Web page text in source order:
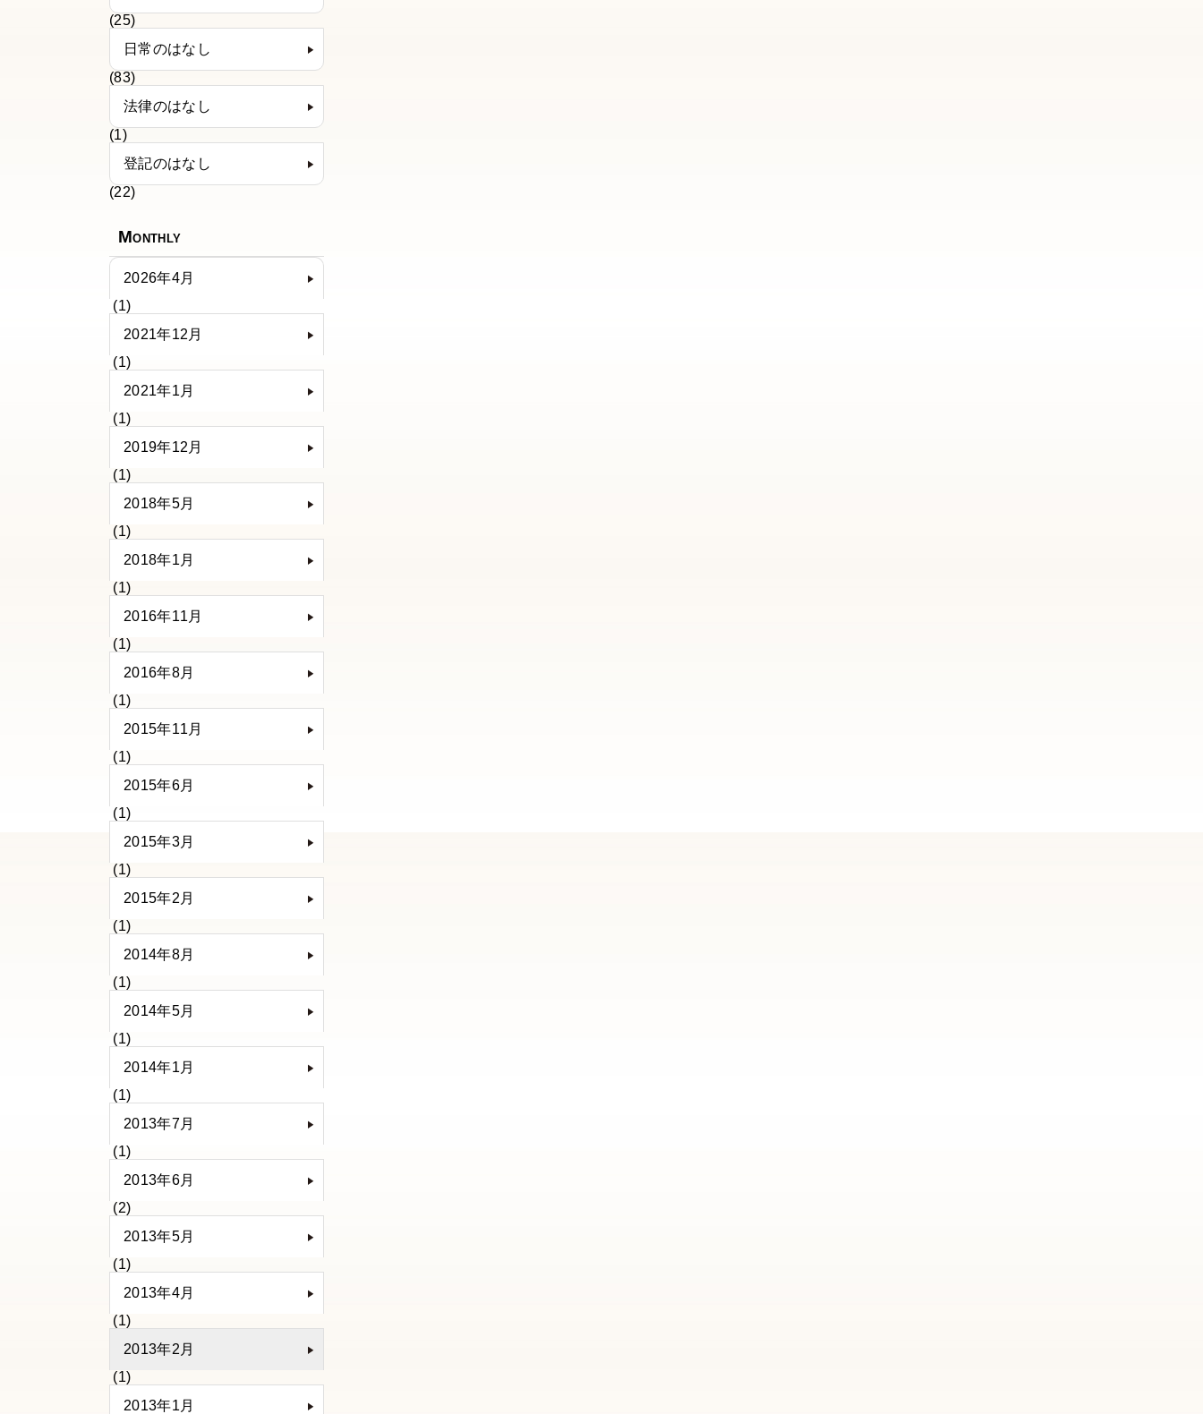
(25)
日常のはなし
(83)
法律のはなし
(1)
登記のはなし
(22)
Monthly
2026年4月
(1)
2021年12月
(1)
2021年1月
(1)
2019年12月
(1)
2018年5月
(1)
2018年1月
(1)
2016年11月
(1)
2016年8月
(1)
2015年11月
(1)
2015年6月
(1)
2015年3月
(1)
2015年2月
(1)
2014年8月
(1)
2014年5月
(1)
2014年1月
(1)
2013年7月
(1)
2013年6月
(2)
2013年5月
(1)
2013年4月
(1)
2013年2月
(1)
2013年1月